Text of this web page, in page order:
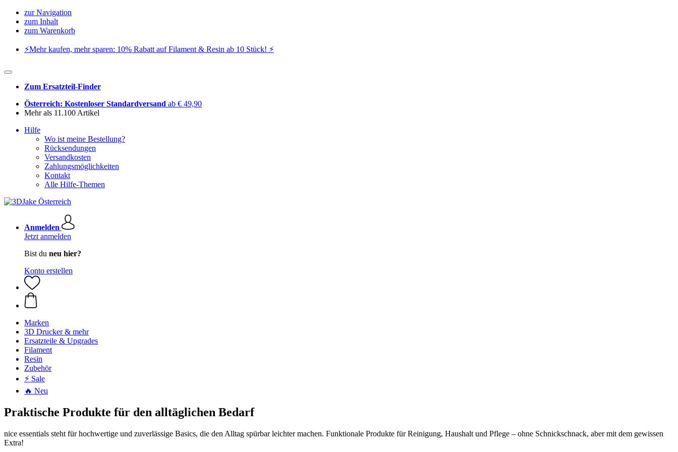
zur Navigation
zum Inhalt
zum Warenkorb
⚡️Mehr kaufen, mehr sparen: 10% Rabatt auf Filament & Resin ab 10 Stück! ⚡️
Zum Ersatzteil-Finder
Österreich: Kostenloser Standardversand ab € 49,90
Mehr als 11.100 Artikel
Hilfe
Wo ist meine Bestellung?
Rücksendungen
Versandkosten
Zahlungsmöglichkeiten
Kontakt
Alle Hilfe-Themen
Anmelden
Jetzt anmelden
Bist du neu hier?
Konto erstellen
Marken
3D Drucker & mehr
Ersatzteile & Upgrades
Filament
Resin
Zubehör
⚡ Sale
🔥 Neu
Praktische Produkte für den alltäglichen Bedarf
nice essentials steht für hochwertige und zuverlässige Basics, die den Alltag spürbar leichter machen. Funktionale Produkte für Reinigung, Haushalt und Pflege – ohne Schnickschnack, aber mit dem gewissen
Extra!